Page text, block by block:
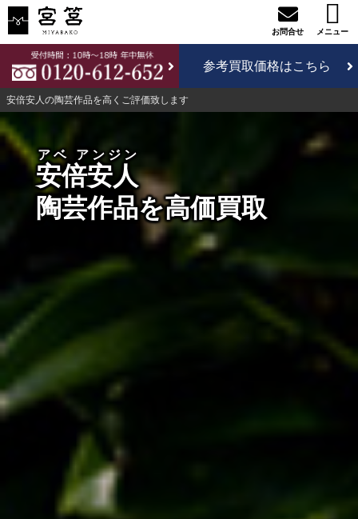
安倍安人の陶芸作品を高くご評価致します
参考買取価格はこちら
安倍安人
アベ アンジン
陶芸作品を高価買取